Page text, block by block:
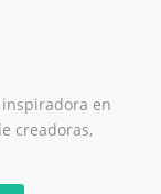
en
creadoras,